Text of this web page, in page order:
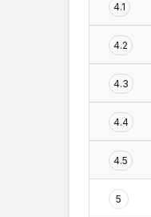
4.1
4.2
4.3
4.4
4.5
5